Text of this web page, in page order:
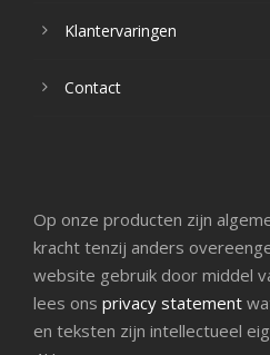
Klantervaringen
Contact
Op onze producten zijn
kracht tenzij anders
website gebruik door middel
lees ons privacy statement
en teksten zijn intellectueel